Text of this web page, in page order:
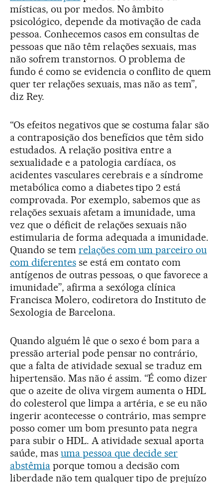
místicas, ou por medos. No âmbito
psicológico, depende da motivação de cada
pessoa. Conhecemos casos em consultas de
pessoas que não têm relações sexuais, mas
não sofrem transtornos. O problema de
fundo é como se evidencia o conflito de quem
quer ter relações sexuais, mas não as tem”,
diz Rey.
“Os efeitos negativos que se costuma falar são
a contraposição dos benefícios que têm sido
estudados. A relação positiva entre a
sexualidade e a patologia cardíaca, os
acidentes vasculares cerebrais e a síndrome
metabólica como a diabetes tipo 2 está
comprovada. Por exemplo, sabemos que as
relações sexuais afetam a imunidade, uma
vez que o déficit de relações sexuais não
estimularia de forma adequada a imunidade.
Quando se tem relações com um parceiro ou
com diferentesse está em contato com
antígenos de outras pessoas, o que favorece a
imunidade”, afirma a sexóloga clínica
Francisca Molero, codiretora do Instituto de
Sexologia de Barcelona.
Quando alguém lê que o sexo é bom para a
pressão arterial pode pensar no contrário,
que a falta de atividade sexual se traduz em
hipertensão. Mas não é assim. “É como dizer
que o azeite de oliva virgem aumenta o HDL
do colesterol que limpa a artéria, e se eu não
ingerir acontecesse o contrário, mas sempre
posso comer um bom presunto pata negra
para subir o HDL. A atividade sexual aporta
saúde, mas uma pessoa que decide ser
abstêmiaporque tomou a decisão com
liberdade não tem qualquer tipo de prejuízo